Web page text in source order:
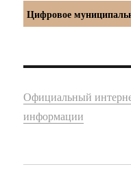
Цифровое
Официальный
информации